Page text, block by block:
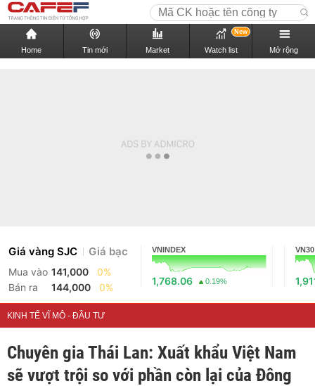
Home Tin mới Market Watch list
New
Mở rộng
Giá vàng SJC Giá bạc
Mua vào 141,000
0%
Bán ra
144,000 0%
VNINDEX
1,768.06 0.19%
VN30
KINH TẾ VĨ MÔ - ĐẦU TƯ
Chuyên gia Thái Lan: Xuất khẩu Việt Nam
sẽ vượt trội so với phần còn lại của Đông